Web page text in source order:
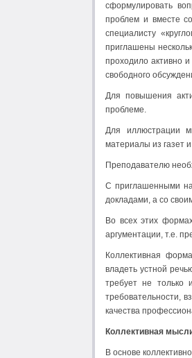
сформулировать
проблем и вместе
специалисту
приглашены
проходило активно
свободного
Для повышения
проблеме.
Для иллюстрации
материалы из газет
Преподавателю
С приглашенными
докладами, а со
Во всех этих
аргументации, т.е.
Коллективная
владеть устной
требует не только
требовательности,
качества
Коллективная
В основе